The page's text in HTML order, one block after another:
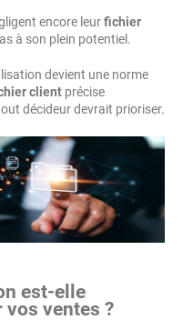
encore leurfichier
à son plein potentiel.
devient une norme
client précise
décideur devrait prioriser.
est-elle
ventes ?